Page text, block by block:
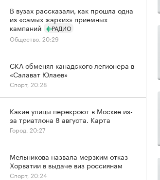
В вузах рассказали, как прошла одна
из «самых жарких» приемных
кампаний
РАДИО
Общество, 20:29
СКА обменял канадского легионера в
«Салават Юлаев»
Спорт, 20:28
Какие улицы перекроют в Москве из-
за триатлона 8 августа. Карта
Город, 20:27
Мельникова назвала мерзким отказ
Хорватии в выдаче виз россиянам
Спорт, 20:24